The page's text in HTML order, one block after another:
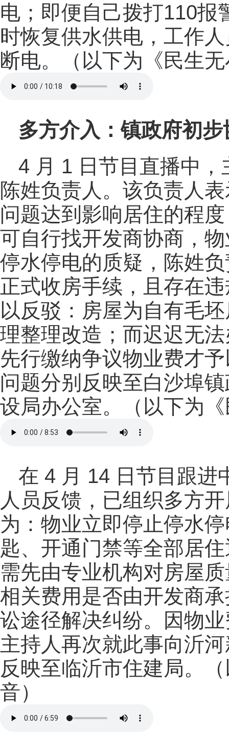
电；即便自己拨打110报
时恢复供水供电，工作
断电。（以下为《民生
多方介入：镇政府初
4 月 1 日节目直播中
陈姓负责人。该负责人
问题达到影响居住的程
可自行找开发商协商，
停水停电的质疑，陈姓
正式收房手续，且存在
以反驳：房屋为自有毛
理整理改造；而迟迟无
先行缴纳争议物业费才
问题分别反映至白沙埠
设局办公室。
（以下为
在 4 月 14 日节目跟进
人员反馈，已组织多方
为：物业立即停止停水
匙、开通门禁等全部居
需先由专业机构对房屋
相关费用是否由开发商
讼途径解决纠纷。因物
主持人再次就此事向沂
反映至临沂市住建局。
音）